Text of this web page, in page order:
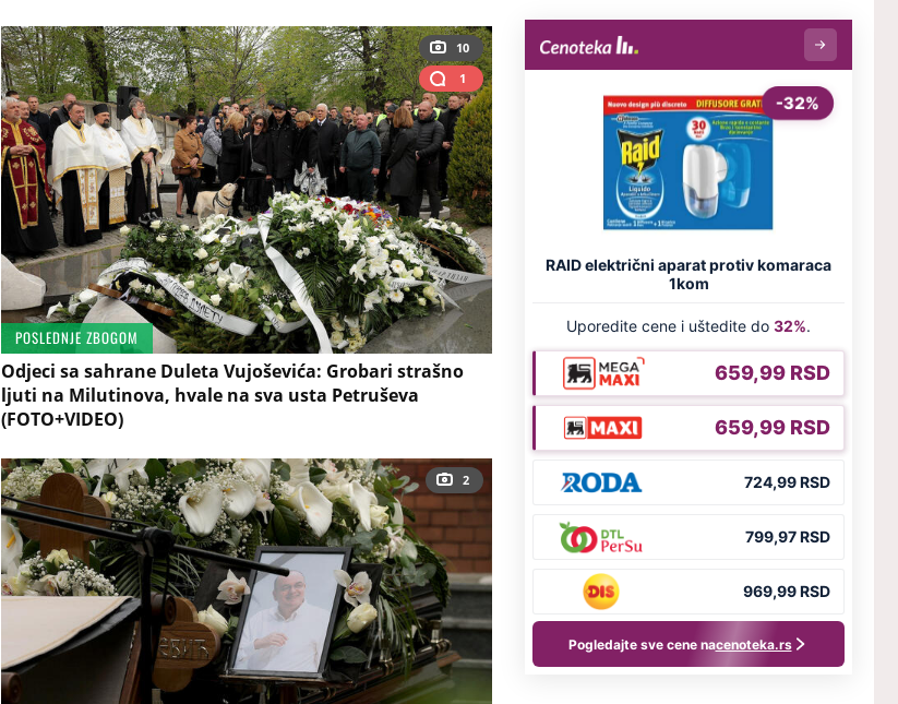
10
1
POSLEDNJE ZBOGOM
Odjeci sa sahrane Duleta Vujoševića: Grobari strašno
ljuti na Milutinova, hvale na sva usta Petruševa
(FOTO+VIDEO)
2